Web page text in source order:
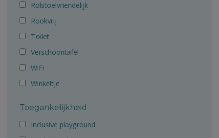
Rolstoelvriendelijk
Rookvrij
Toilet
Verschoontafel
WiFi
Winkeltje
Toegankelijkheid
Inclusive playground